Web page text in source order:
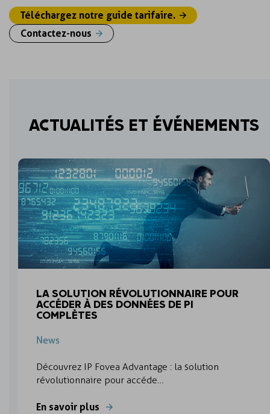
Téléchargez notre guide tarifaire.
Contactez-nous
ACTUALITÉS ET ÉVÉNEMENTS
LA SOLUTION RÉVOLUTIONNAIRE POUR
ACCÉDER À DES DONNÉES DE PI
COMPLÈTES
News
Découvrez IP Fovea Advantage : la solution
révolutionnaire pour accéde…
En savoir plus